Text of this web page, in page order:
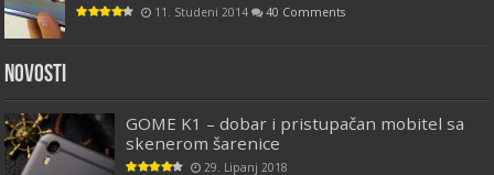
11. Studeni 2014 40 Comments
Novosti
GOME K1 – dobar i pristupačan mobitel sa
skenerom šarenice
29. Lipanj 2018